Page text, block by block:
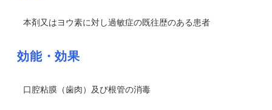
本剤又はヨウ素に対し過敏症の既往歴のある患者
効能・効果
口腔粘膜（歯肉）及び根管の消毒